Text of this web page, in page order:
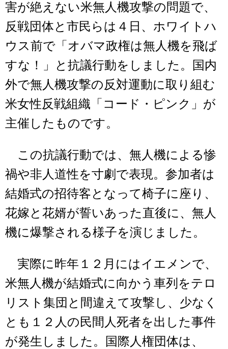
害が絶えない米無人機攻撃の問題で、
反戦団体と市民らは４日、ホワイトハ
ウス前で「オバマ政権は無人機を飛ば
すな！」と抗議行動をしました。国内
外で無人機攻撃の反対運動に取り組む
米女性反戦組織「コード・ピンク」が
主催したものです。
この抗議行動では、無人機による惨
禍や非人道性を寸劇で表現。参加者は
結婚式の招待客となって椅子に座り、
花嫁と花婿が誓いあった直後に、無人
機に爆撃される様子を演じました。
実際に昨年１２月にはイエメンで、
米無人機が結婚式に向かう車列をテロ
リスト集団と間違えて攻撃し、少なく
とも１２人の民間人死者を出した事件
が発生しました。国際人権団体は、